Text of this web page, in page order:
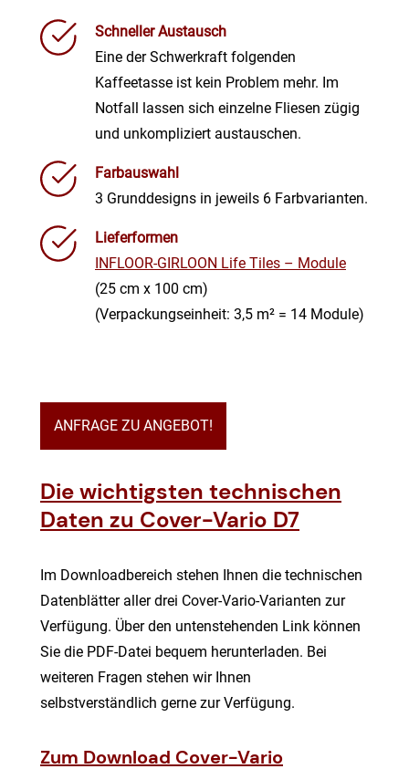
Schneller Austausch
Eine der Schwerkraft folgenden
Kaffeetasse ist kein Problem mehr. Im
Notfall lassen sich einzelne Fliesen zügig
und unkompliziert austauschen.
Farbauswahl
3 Grunddesigns in jeweils 6 Farbvarianten.
Lieferformen
INFLOOR-GIRLOON Life Tiles – Module
(25 cm x 100 cm)
(Verpackungseinheit: 3,5 m² = 14 Module)
ANFRAGE ZU ANGEBOT!
Die wichtigsten technischen
Daten zu Cover-Vario D7
Im Downloadbereich stehen Ihnen die technischen
Datenblätter aller drei Cover-Vario-Varianten zur
Verfügung. Über den untenstehenden Link können
Sie die PDF-Datei bequem herunterladen. Bei
weiteren Fragen stehen wir Ihnen
selbstverständlich gerne zur Verfügung.
Zum Download Cover-Vario